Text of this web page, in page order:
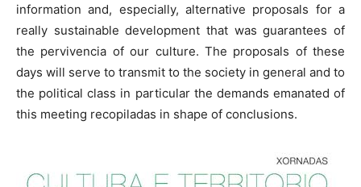
information and, especially, alternative proposals for a
really sustainable development that was guarantees of
the pervivencia of our culture. The proposals of these
days will serve to transmit to the society in general and to
the political class in particular the demands emanated of
this meeting recopiladas in shape of conclusions.